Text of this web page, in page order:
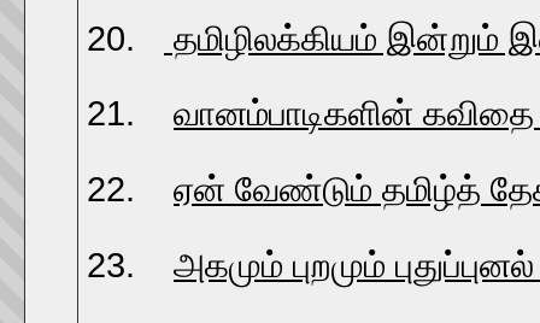
20.
தமிழிலக்கியம் இன்றும்
21. வானம்பாடிகளின்
22. ஏன் வேண்டும் தமிழ்த்
23. அகமும் புறமும்